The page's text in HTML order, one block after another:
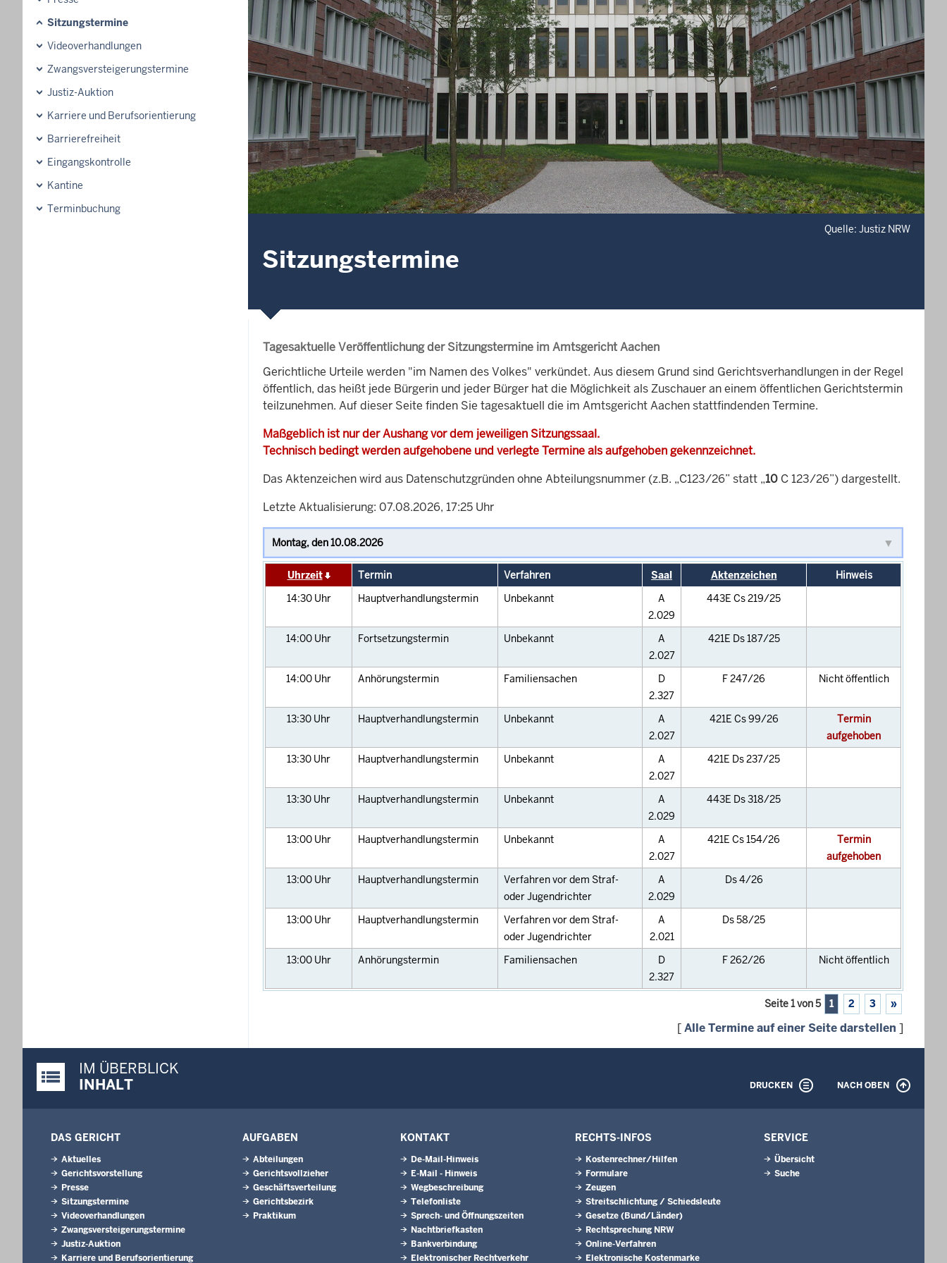
Sitzungstermine
Videoverhandlungen
Zwangsversteigerungs­termine
Justiz-Auktion
Karriere und Berufsorientierung
Barrierefreiheit
Eingangskontrolle
Kantine
Terminbuchung
Quelle: Justiz NRW
Sitzungstermine
Tagesaktuelle Veröffentlichung der Sitzungstermine im Amtsgericht Aachen
Gerichtliche Urteile werden "im Namen des Volkes" verkündet. Aus diesem Grund sind Gerichtsverhandlungen in der Regel
öffentlich, das heißt jede Bürgerin und jeder Bürger hat die Möglichkeit als Zuschauer an einem öffentlichen Gerichtstermin
teilzunehmen. Auf dieser Seite finden Sie tagesaktuell die im Amtsgericht Aachen stattfindenden Termine.
Maßgeblich ist nur der Aushang vor dem jeweiligen Sitzungssaal.
Technisch bedingt werden aufgehobene und verlegte Termine als aufgehoben gekennzeichnet.
Das Aktenzeichen wird aus Datenschutzgründen ohne Abteilungsnummer (z.B. „C123/26” statt „10 C 123/26”) dargestellt.
Letzte Aktualisierung: 07.08.2026, 17:25 Uhr
Uhrzeit Termin Verfahren Saal Aktenzeichen
Hinweis
14:30 Uhr Hauptverhandlungstermin Unbekannt
A
2.029
443E Cs 219/25
14:00 Uhr Fortsetzungstermin Unbekannt
A
2.027
421E Ds 187/25
14:00 Uhr Anhörungstermin Familiensachen
D
2.327
F 247/26 Nicht öffentlich
13:30 Uhr Hauptverhandlungstermin Unbekannt
A
2.027
421E Cs 99/26
Termin
aufgehoben
13:30 Uhr Hauptverhandlungstermin Unbekannt
A
2.027
421E Ds 237/25
13:30 Uhr Hauptverhandlungstermin Unbekannt
A
2.029
443E Ds 318/25
13:00 Uhr Hauptverhandlungstermin Unbekannt
A
2.027
421E Cs 154/26
Termin
aufgehoben
13:00 Uhr Hauptverhandlungstermin
Verfahren vor dem Straf-
oder Jugendrichter
A
2.029
Ds 4/26
13:00 Uhr Hauptverhandlungstermin
Verfahren vor dem Straf-
oder Jugendrichter
A
2.021
Ds 58/25
13:00 Uhr Anhörungstermin Familiensachen
D
2.327
F 262/26 Nicht öffentlich
Seite 1 von 5 1 2 3 »
[Alle Termine auf einer Seite darstellen ]
Justiz-Portal im Überblick:
IM ÜBERBLICK
INHALT
DRUCKEN NACH OBEN
DAS GERICHT
Aktuelles
Gerichtsvorstellung
Presse
Sitzungstermine
Videoverhandlungen
Zwangsversteigerungs­termine
Justiz-Auktion
Karriere und Berufsorientierung
AUFGABEN
Abteilungen
Gerichtsvollzieher
Geschäftsverteilung
Gerichtsbezirk
Praktikum
KONTAKT
De-Mail-Hinweis
E-Mail - Hinweis
Wegbeschreibung
Telefonliste
Sprech- und Öffnungszeiten
Nachtbriefkasten
Bankverbindung
Elektronischer Rechtverkehr
RECHTS-INFOS
Kostenrechner/Hilfen
Formulare
Zeugen
Streitschlichtung / Schiedsleute
Gesetze (Bund/Länder)
Rechtsprechung NRW
Online-Verfahren
Elektronische Kostenmarke
SERVICE
Übersicht
Suche